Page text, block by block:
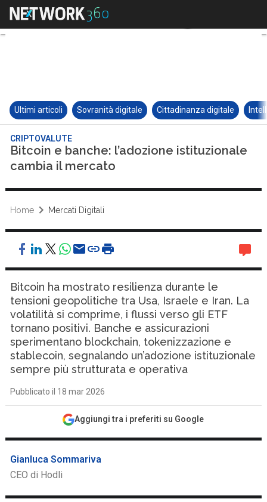
Ultimi articoli Sovranità digitale Cittadinanza digitale
CRIPTOVALUTE
Bitcoin e banche: l’adozione istituzionale
cambia il mercato
Home Mercati Digitali
Bitcoin ha mostrato resilienza durante le
tensioni geopolitiche tra Usa, Israele e Iran. La
volatilità si comprime, i flussi verso gli ETF
tornano positivi. Banche e assicurazioni
sperimentano blockchain, tokenizzazione e
stablecoin, segnalando un’adozione istituzionale
sempre più strutturata e operativa
Pubblicato il 18 mar 2026
Aggiungi tra i preferiti su Google
Gianluca Sommariva
CEO di Hodli